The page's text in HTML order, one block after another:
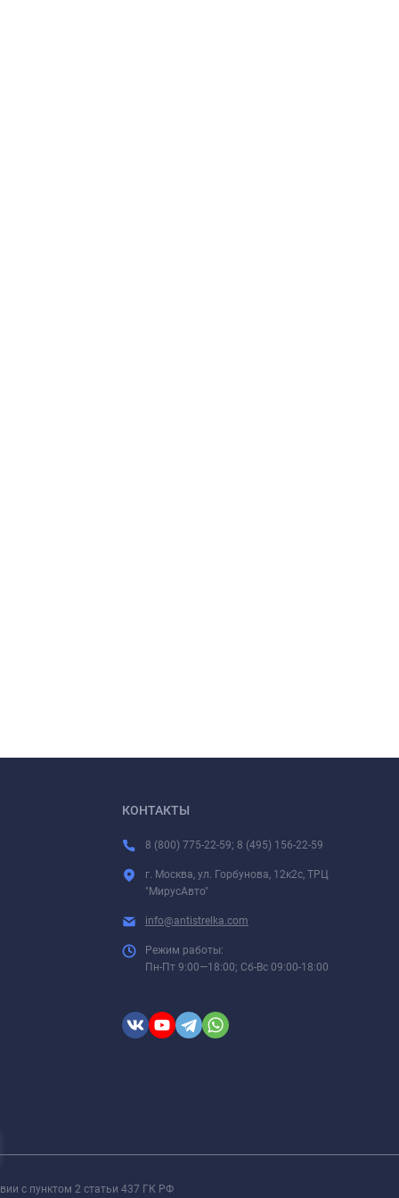
КОНТАКТЫ
8 (800) 775-22-59; 8 (495) 156-22-59
г. Москва, ул. Горбунова, 12к2с, ТРЦ
"МирусАвто"
info@antistrelka.com
Режим работы:
Пн-Пт 9:00—18:00; Сб-Вс 09:00-18:00
с пунктом 2 статьи 437 ГК РФ